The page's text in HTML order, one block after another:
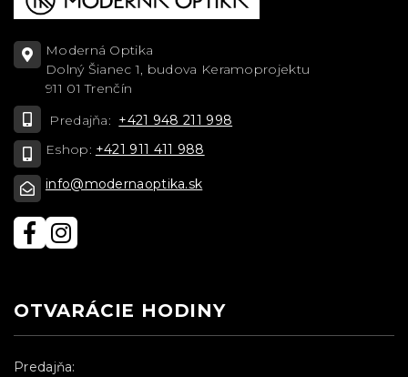
Moderná Optika
Dolný Šianec 1, budova Keramoprojektu
911 01 Trenčín
Predajňa: +421 948 211 998
Eshop: +421 911 411 988
info@modernaoptika.sk
OTVARÁCIE HODINY
Predajňa: